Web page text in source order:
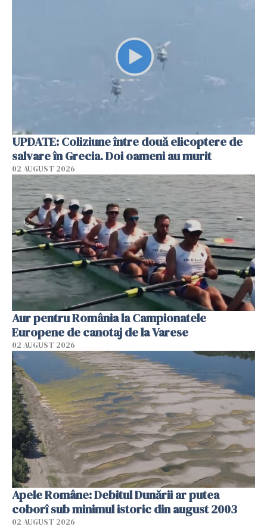
UPDATE: Coliziune între două elicoptere de
salvare în Grecia. Doi oameni au murit
02 AUGUST 2026
Aur pentru România la Campionatele
Europene de canotaj de la Varese
02 AUGUST 2026
Apele Române: Debitul Dunării ar putea
coborî sub minimul istoric din august 2003
02 AUGUST 2026